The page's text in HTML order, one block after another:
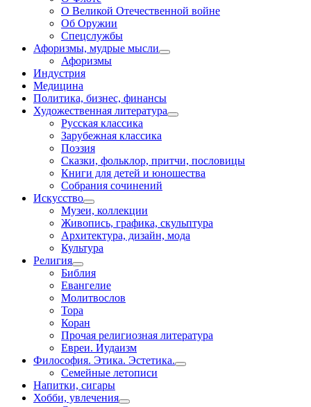
О Великой Отечественной войне
Об Оружии
Спецслужбы
Афоризмы, мудрые мысли
Афоризмы
Индустрия
Медицина
Политика, бизнес, финансы
Художественная литература
Русская классика
Зарубежная классика
Поэзия
Сказки, фольклор, притчи, пословицы
Книги для детей и юношества
Собрания сочинений
Искусство
Музеи, коллекции
Живопись, графика, скульптура
Архитектура, дизайн, мода
Культура
Религия
Библия
Евангелие
Молитвослов
Тора
Коран
Прочая религиозная литература
Евреи. Иудаизм
Философия. Этика. Эстетика.
Семейные летописи
Напитки, сигары
Хобби, увлечения